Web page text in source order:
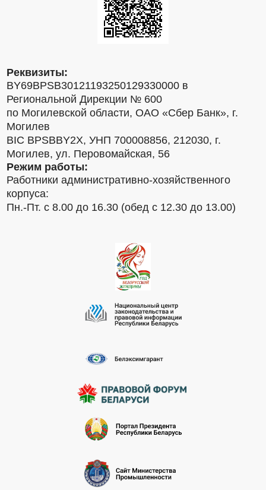
Реквизиты:
BY69BPSB30121193250129330000 в
Региональной Дирекции № 600
по Могилевской области, ОАО «Сбер Банк», г.
Могилев
BIC BPSBBY2X, УНП 700008856, 212030, г.
Могилев, ул. Перовомайская, 56
Режим работы:
Работники административно-хозяйственного
корпуса:
Пн.-Пт. с 8.00 до 16.30 (обед с 12.30 до 13.00)